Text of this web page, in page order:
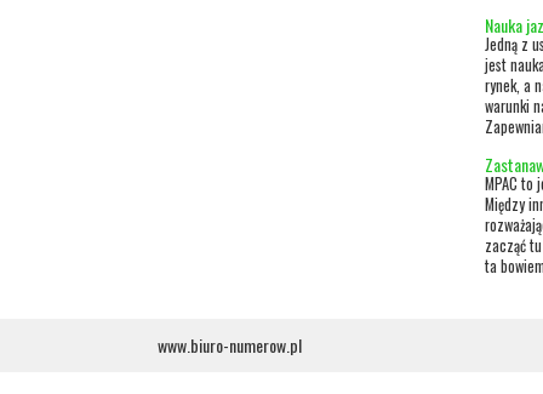
Nauka
Jedną z
jest
rynek, a
warunki
MPAC to
Między
zacząć
ta
www.biuro-numerow.pl